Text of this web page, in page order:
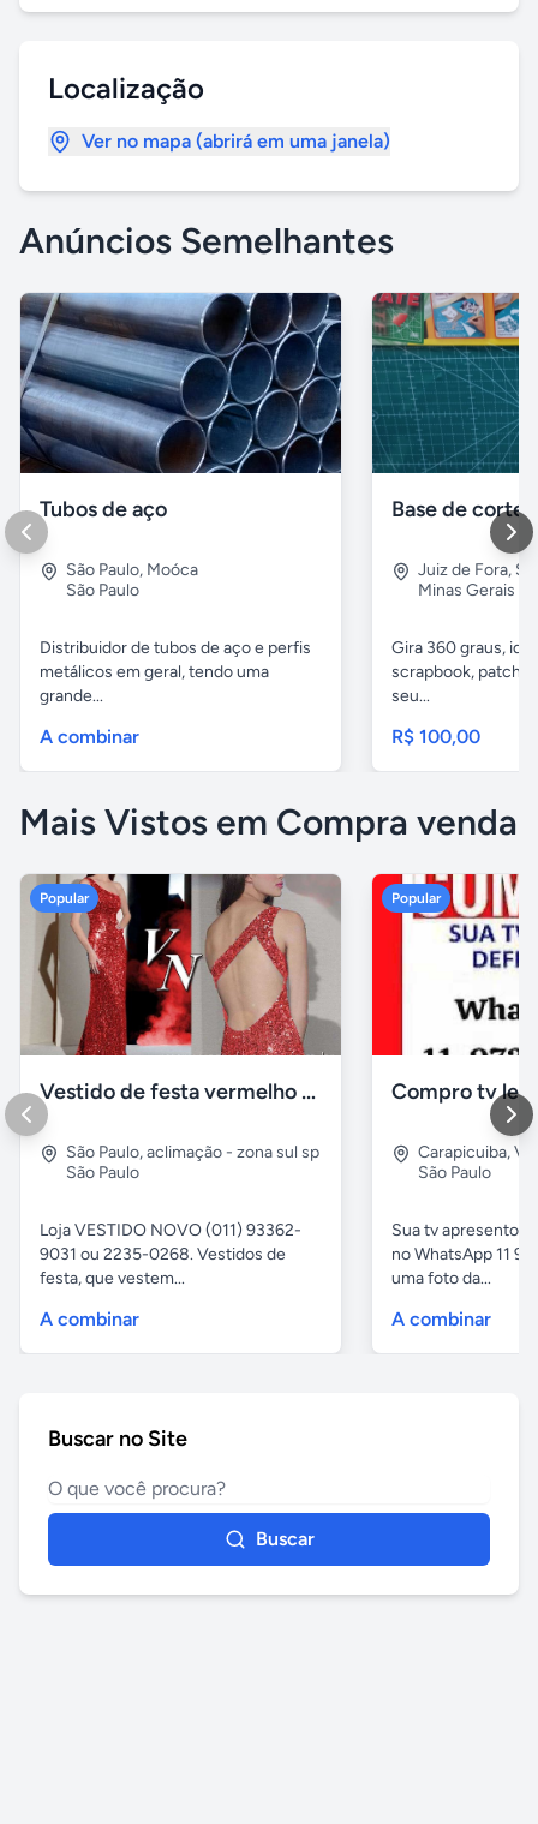
Localização
Ver no mapa (abrirá em uma janela)
Anúncios Semelhantes
Tubos de aço
São Paulo, Moóca
São Paulo
Distribuidor de tubos de aço e perfis
metálicos em geral, tendo uma
grande...
A combinar
Juiz de Fora,
Minas Gerais
Gira 360 graus,
scrapbook,
seu...
R$ 100,00
Mais Vistos em Compra venda
Popular
Vestido de festa vermelho com brilho e pedraria
São Paulo,aclimação - zona sul sp
São Paulo
Loja VESTIDO NOVO (011) 93362-
9031 ou 2235-0268. Vestidos de
festa, que vestem...
A combinar
Popular
Compro tv
Carapicuiba,
São Paulo
Sua tv apresentou
no WhatsApp 11
uma foto da...
A combinar
Buscar no Site
Buscar